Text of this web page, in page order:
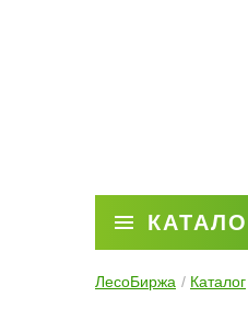
ЛесоБиржа Каталог